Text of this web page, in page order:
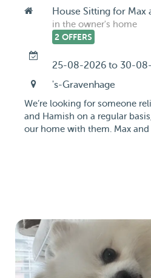
House Sitting for Max
in the owner's home
2 OFFERS
25-08-2026 to 30-
's-Gravenhage
We’re looking for someone
and Hamish on a regular
our home with them. Max and